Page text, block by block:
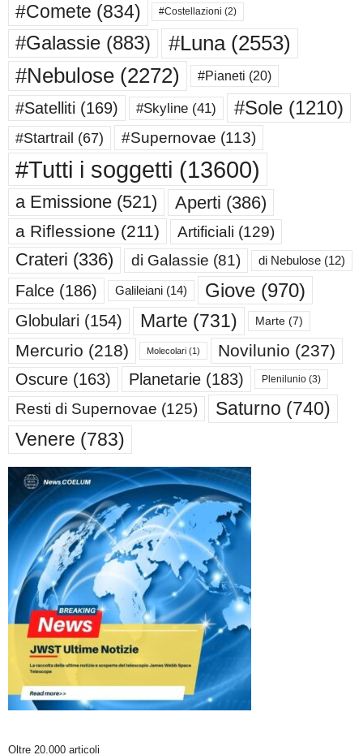
#Comete (834) #Costellazioni (2)
#Galassie (883) #Luna(2553)
#Nebulose (2272) #Pianeti (20)
#Satelliti (169) #Skyline (41) #Sole (1210)
#Startrail (67) #Supernovae (113)
#Tutti i soggetti (13600)
a Emissione (521) Aperti (386)
a Riflessione (211) Artificiali (129)
Crateri (336) di Galassie (81) di Nebulose (12)
Falce (186) Galileiani (14) Giove (970)
Globulari (154) Marte (731) Marte (7)
Mercurio (218) Molecolari (1) Novilunio (237)
Oscure (163) Planetarie (183) Plenilunio (3)
Resti di Supernovae (125) Saturno (740)
Venere (783)
Oltre 20.000 articoli